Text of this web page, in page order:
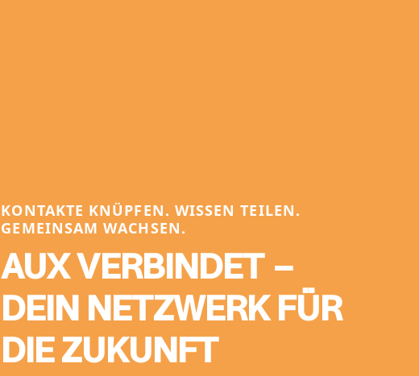
KONTAKTE KNÜPFEN. WISSEN TEILEN.
GEMEINSAM WACHSEN.
AUX VERBINDET –
DEIN NETZWERK FÜR
DIE ZUKUNFT